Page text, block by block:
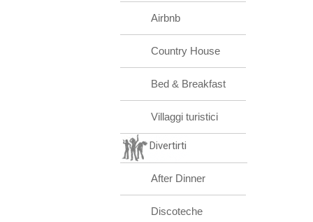
Airbnb
Country House
Bed & Breakfast
Villaggi turistici
Divertirti
After Dinner
Discoteche